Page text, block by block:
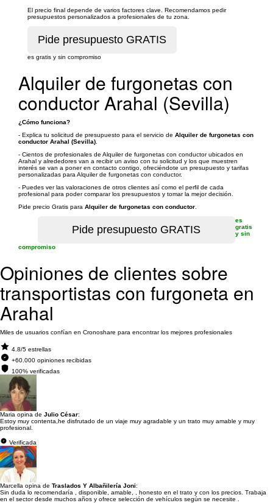
El precio final depende de varios factores clave. Recomendamos pedir
presupuestos personalizados a profesionales de tu zona.
es gratis y sin compromiso
Alquiler de furgonetas con
conductor Arahal (Sevilla)
¿Cómo funciona?
- Explica tu solicitud de presupuesto para el servicio de Alquiler de furgonetas con
conductor Arahal (Sevilla)
- Cientos de profesionales de Alquiler de furgonetas con conductor ubicados en
Arahal y alrededores van a recibir un aviso con tu solicitud y los que muestren
interés se van a poner en contacto contigo, ofreciéndote un presupuesto y tarifas
personalizadas para Alquiler de furgonetas con conductor.
- Puedes ver las valoraciones de otros clientes así como el perfil de cada
profesional para poder comparar los presupuestos y tomar la mejor decisión.
Pide precio Gratis para Alquiler de furgonetas con conductor
es
gratis
y sin
compromiso
Opiniones de clientes sobre
transportistas con furgoneta en
Arahal
Miles de usuarios confían en Cronoshare para encontrar los mejores profesionales
4.8/5 estrellas
+60.000 opiniones recibidas
100% verificadas
Maria opina de Julio César:
Estoy muy contenta,he disfrutado de un viaje muy agradable y un trato muy amable y muy
profesional.
Verificada
Marcella opina de Traslados Y Albañilería Joni:
Sin duda lo recomendaría , disponible, amable, , honesto en el trato y con los precios. Trabaja
en el sector desde muchos años y ofrece selección de vehículos según se necesite .